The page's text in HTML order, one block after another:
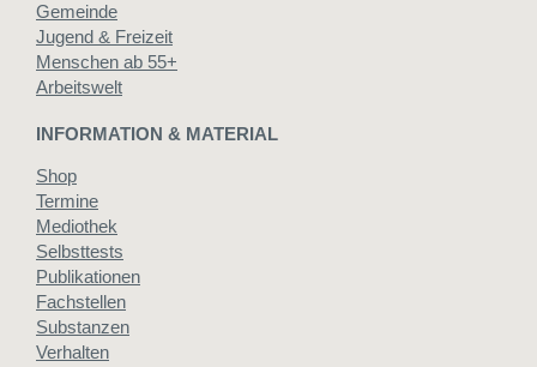
Gemeinde
Jugend & Freizeit
Menschen ab 55+
Arbeitswelt
INFORMATION & MATERIAL
Shop
Termine
Mediothek
Selbsttests
Publikationen
Fachstellen
Substanzen
Verhalten